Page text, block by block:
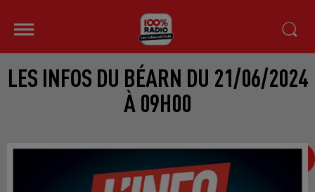
LES INFOS DU BÉARN DU 21/06/2024
À 09H00